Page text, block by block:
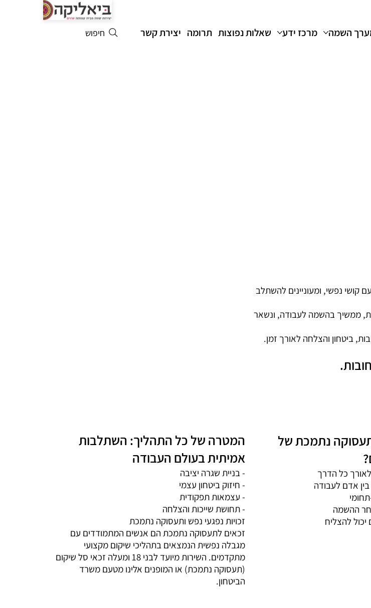
חיפוש השמה מרכז ידע שאלות נפוצות תרומה יצירת קשר
נפשי, ומעוניינים להשתלב
ממשיך בהשמה לעבודה, ונשאר
ביטחון והצלחה לאורך זמן.
נתמכת של
לאורך כל הדרך
אדם לעבודה
ההשמה
להצליח
המטרה של כל התהליך: השתלבות
אמיתית בעולם העבודה
- בניית שגרה יציבה
- חיזוק ביטחון עצמי
- עצמאות תפקודית
- תחושת שייכות והצלחה
זכויות נפגעי נפש ותעסוקה נתמכת
זכאים לתעסוקה נתמכת הם אנשים המתמודדים עם
מגבלה נפשית הנמצאים בתהליכי שיקום מקצועי
מתקדמים. השירות מיועד לבני 18 ומעלה זכאי סל שיקום
(תעסוקה נתמכת) או המופנים אלינו מטעם משרד
הביטחון.